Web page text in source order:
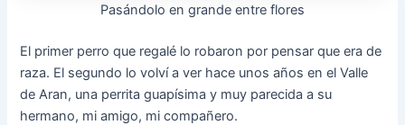
Pasándolo en grande entre flores
El primer perro que regalé lo robaron por pensar que era de
raza. El segundo lo volví a ver hace unos años en el Valle
de Aran, una perrita guapísima y muy parecida a su
hermano, mi amigo, mi compañero.